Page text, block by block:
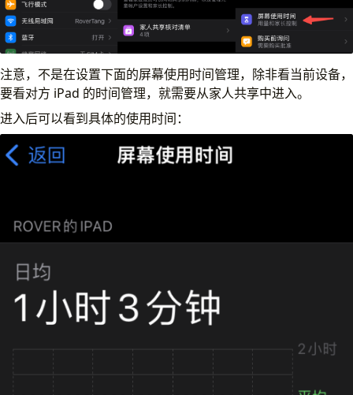
注意，不是在设置下面的屏幕使用时间管理，除非看当前设备，
要看对方 iPad 的时间管理，就需要从家人共享中进入。
进入后可以看到具体的使用时间：